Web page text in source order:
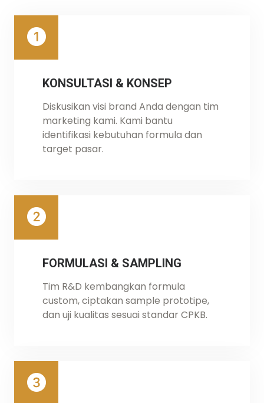
KONSULTASI & KONSEP
Diskusikan visi brand Anda dengan tim
marketing kami. Kami bantu
identifikasi kebutuhan formula dan
target pasar.
FORMULASI & SAMPLING
Tim R&D kembangkan formula
custom, ciptakan sample prototipe,
dan uji kualitas sesuai standar CPKB.